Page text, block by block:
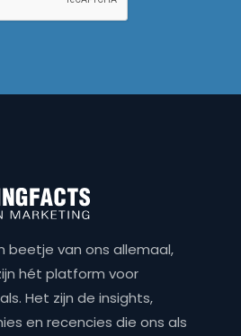
beetje van ons allemaal,
hét platform voor
Het zijn de insights,
en recencies die ons als